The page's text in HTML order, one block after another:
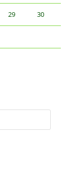
29 30